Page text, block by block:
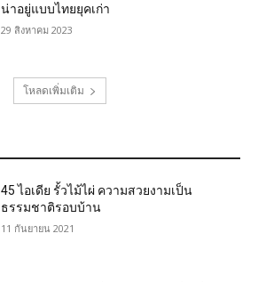
น่าอยู่แบบไทยยุคเก่า
29 สิงหาคม 2023
โหลดเพิ่มเติม
45 ไอเดีย รั้วไม้ไผ่ ความสวยงามเป็น
ธรรมชาติรอบบ้าน
11 กันยายน 2021